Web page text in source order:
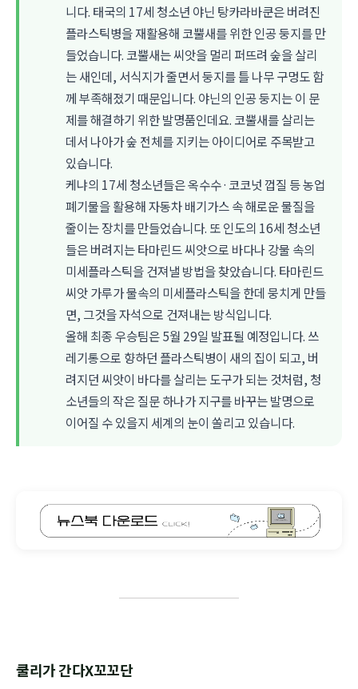
니다. 태국의 17세 청소년 야닌 탕카라바쿤은 버려진
플라스틱병을 재활용해 코뿔새를 위한 인공 둥지를 만
들었습니다. 코뿔새는 씨앗을 멀리 퍼뜨려 숲을 살리
는 새인데, 서식지가 줄면서 둥지를 틀 나무 구멍도 함
께 부족해졌기 때문입니다. 야닌의 인공 둥지는 이 문
제를 해결하기 위한 발명품인데요. 코뿔새를 살리는
데서 나아가 숲 전체를 지키는 아이디어로 주목받고
있습니다.
케냐의 17세 청소년들은 옥수수·코코넛 껍질 등 농업
폐기물을 활용해 자동차 배기가스 속 해로운 물질을
줄이는 장치를 만들었습니다. 또 인도의 16세 청소년
들은 버려지는 타마린드 씨앗으로 바다나 강물 속의
미세플라스틱을 건져낼 방법을 찾았습니다. 타마린드
씨앗 가루가 물속의 미세플라스틱을 한데 뭉치게 만들
면, 그것을 자석으로 건져내는 방식입니다.
올해 최종 우승팀은 5월 29일 발표될 예정입니다. 쓰
레기통으로 향하던 플라스틱병이 새의 집이 되고, 버
려지던 씨앗이 바다를 살리는 도구가 되는 것처럼, 청
소년들의 작은 질문 하나가 지구를 바꾸는 발명으로
이어질 수 있을지 세계의 눈이 쏠리고 있습니다.
쿨리가 간다X꼬꼬단